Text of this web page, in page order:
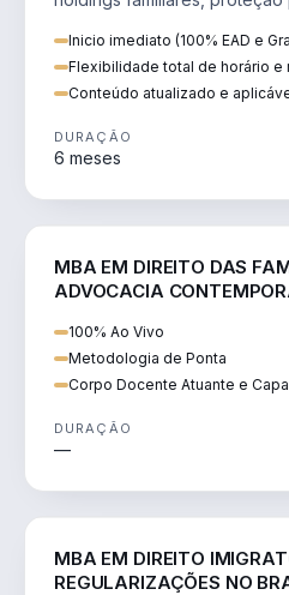
Inicio imediato (100% EAD e
Flexibilidade total de horário e
Conteúdo atualizado e
DURAÇÃO
6 meses
MBA EM DIREITO DAS
ADVOCACIA
100% Ao Vivo
Metodologia de Ponta
Corpo Docente Atuante e
DURAÇÃO
—
MBA EM DIREITO
REGULARIZAÇÕES NO